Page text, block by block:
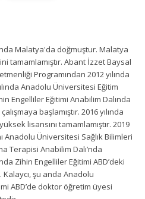
Malatya'da doğmuştur. Malatya
tamamlamıştır. Abant İzzet Baysal
Programından 2012 yılında
Anadolu Üniversitesi Eğitim
Engelliler Eğitimi Anabilim Dalında
başlamıştır. 2016 yılında
lisansını tamamlamıştır. 2019
Anadolu Üniversitesi Sağlık Bilimleri
Terapisi Anabilim Dalı’nda
Zihin Engelliler Eğitimi ABD’deki
Kalaycı, şu anda Anadolu
ABD’de doktor öğretim üyesi